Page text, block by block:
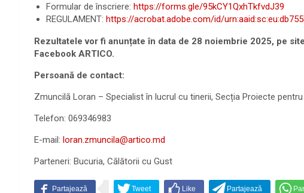
Formular de înscriere: https://forms.gle/95kCY1QxhTkfvdJ39
REGULAMENT: https://acrobat.adobe.com/id/
Rezultatele vor fi anunțate în data de 28 noiembrie 2025, pe
Facebook ARTICO.
Persoană de contact:
Zmuncilă Loran – Specialist în lucrul cu tinerii, Secția Proiecte
Telefon: 069346983
E-mail: loran.zmuncila@artico.md
Parteneri: Bucuria, Călătorii cu Gust